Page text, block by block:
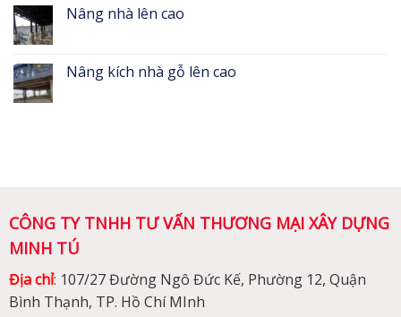
Nâng nhà lên cao
Nâng kích nhà gỗ lên cao
CÔNG TY TNHH TƯ VẤN THƯƠNG MẠI XÂY DỰNG
MINH TÚ
Địa chỉ: 107/27 Đường Ngô Đức Kế, Phường 12, Quận
Bình Thạnh, TP. Hồ Chí MInh